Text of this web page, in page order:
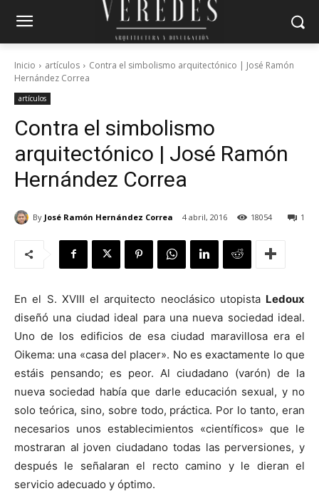
Inicio artículos
Contra el simbolismo arquitectónico | José Ramón
Hernández Correa
artículos
Contra el simbolismo
arquitectónico | José Ramón
Hernández Correa
By José Ramón Hernández Correa 4 abril, 2016 1
18054
En el S. XVIII el arquitecto neoclásico utopista Ledoux
diseñó una ciudad ideal para una nueva sociedad ideal.
Uno de los edificios de esa ciudad maravillosa era el
Oikema: una «casa del placer». No es exactamente lo que
estáis pensando; es peor. Al ciudadano (varón) de la
nueva sociedad había que darle educación sexual, y no
solo teórica, sino, sobre todo, práctica. Por lo tanto, eran
necesarios unos establecimientos «científicos» que le
mostraran al joven ciudadano todas las perversiones, y
después le señalaran el recto camino y le dieran el
servicio adecuado y óptimo.